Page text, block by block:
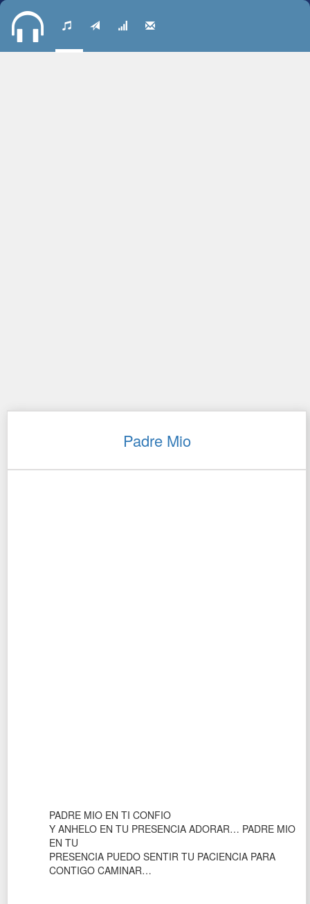
Padre Mio
PADRE MIO EN TI CONFIO
Y ANHELO EN TU PRESENCIA ADORAR… PADRE MIO
EN TU
PRESENCIA PUEDO SENTIR TU PACIENCIA PARA
CONTIGO CAMINAR…